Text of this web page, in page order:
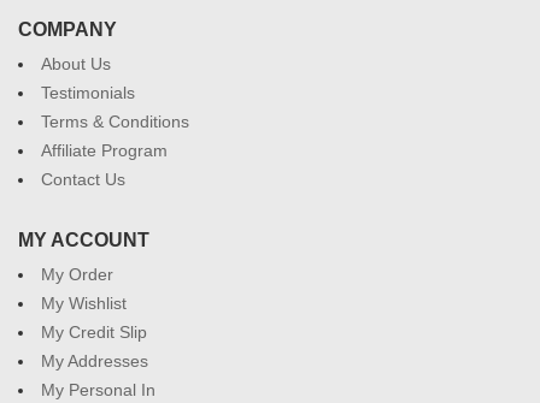
COMPANY
About Us
Testimonials
Terms & Conditions
Affiliate Program
Contact Us
MY ACCOUNT
My Order
My Wishlist
My Credit Slip
My Addresses
My Personal In